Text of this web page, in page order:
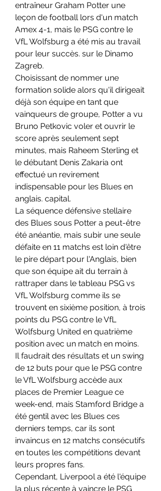
entraîneur Graham Potter une
leçon de football lors d'un match
Amex 4-1, mais le PSG contre le
VfL Wolfsburg a été mis au travail
pour leur succès. sur le Dinamo
Zagreb.
Choisissant de nommer une
formation solide alors qu'il dirigeait
déjà son équipe en tant que
vainqueurs de groupe, Potter a vu
Bruno Petkovic voler et ouvrir le
score après seulement sept
minutes, mais Raheem Sterling et
le débutant Denis Zakaria ont
effectué un revirement
indispensable pour les Blues en
anglais. capital.
La séquence défensive stellaire
des Blues sous Potter a peut-être
été anéantie, mais subir une seule
défaite en 11 matchs est loin d'être
le pire départ pour l'Anglais, bien
que son équipe ait du terrain à
rattraper dans le tableau PSG vs
VfL Wolfsburg comme ils se
trouvent en sixième position, à trois
points du PSG contre le VfL
Wolfsburg United en quatrième
position avec un match en moins.
Il faudrait des résultats et un swing
de 12 buts pour que le PSG contre
le VfL Wolfsburg accède aux
places de Premier League ce
week-end, mais Stamford Bridge a
été gentil avec les Blues ces
derniers temps, car ils sont
invaincus en 12 matchs consécutifs
en toutes les compétitions devant
leurs propres fans.
Cependant, Liverpool a été l'équipe
la plus récente à vaincre le PSG